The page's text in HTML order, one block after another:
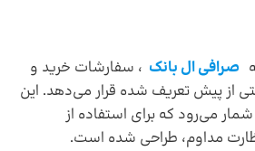
صرافی ال بانک ، سفارشات خرید و
از پیش تعریف شده قرار می‌دهد. این
می‌رود که برای استفاده از
مداوم، طراحی شده است.